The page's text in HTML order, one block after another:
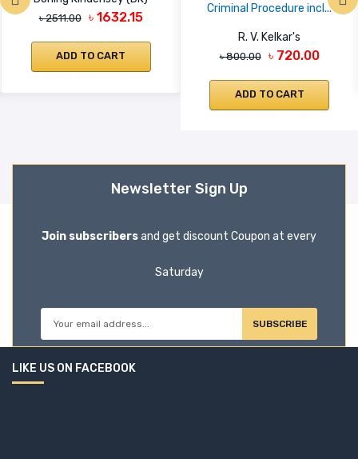
৳ 2511.00 ৳ 1632.15
ADD TO CART
Criminal Procedure incl...
R. V. Kelkar's
৳ 800.00 ৳ 720.00
ADD TO CART
Newsletter Sign Up
Join subscribersand get discount Coupon at every
Saturday
SUBSCRIBE
LIKE US ON FACEBOOK